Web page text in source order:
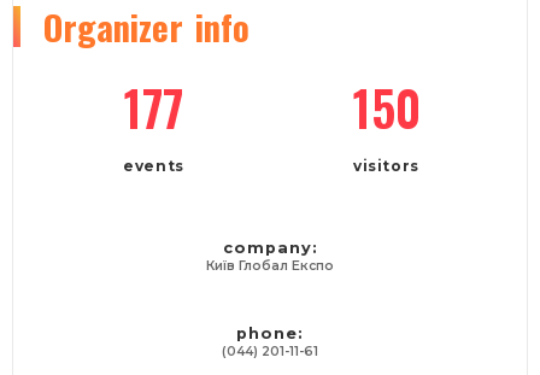
Organizer info
177
events
150
visitors
company:
Київ Глобал Експо
phone:
(044) 201-11-61